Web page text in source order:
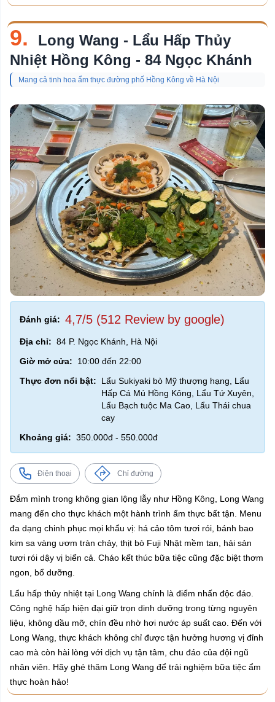
9.
Long Wang - Lẩu Hấp Thủy
Nhiệt Hồng Kông - 84 Ngọc Khánh
Mang cả tinh hoa ẩm thực đường phố Hồng Kông về Hà Nội
Đánh giá: 4,7/5 (512 Review by google)
Địa chỉ: 84 P. Ngọc Khánh, Hà Nội
Giờ mở cửa:
10:00 đến 22:00
Thực đơn nổi bật:
Lẩu Sukiyaki bò Mỹ thượng hạng, Lẩu
Hấp Cá Mú Hồng Kông, Lẩu Tứ Xuyên,
Lẩu Bạch tuộc Ma Cao, Lẩu Thái chua
cay
Khoảng giá: 350.000đ - 550.000đ
Điện thoại Chỉ đường
Đắm mình trong không gian lộng lẫy như Hồng Kông, Long Wang
mang đến cho thực khách một hành trình ẩm thực bất tận. Menu
đa dạng chinh phục mọi khẩu vị: há cảo tôm tươi rói, bánh bao
kim sa vàng ươm tràn chảy, thịt bò Fuji Nhật mềm tan, hải sản
tươi rói dậy vị biển cả. Cháo kết thúc bữa tiệc cũng đặc biệt thơm
ngon, bổ dưỡng.
Lẩu hấp thủy nhiệt tại Long Wang chính là điểm nhấn độc đáo.
Công nghệ hấp hiện đại giữ trọn dinh dưỡng trong từng nguyên
liệu, không dầu mỡ, chín đều nhờ hơi nước áp suất cao. Đến với
Long Wang, thực khách không chỉ được tận hưởng hương vị đỉnh
cao mà còn hài lòng với dịch vụ tận tâm, chu đáo của đội ngũ
nhân viên. Hãy ghé thăm Long Wang để trải nghiệm bữa tiệc ẩm
thực hoàn hảo!